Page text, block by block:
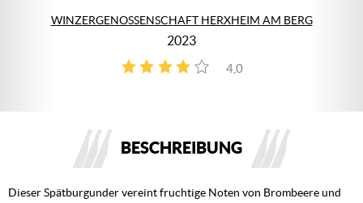
WINZERGENOSSENSCHAFT HERXHEIM AM BERG
2023
4,0
3
BESCHREIBUNG
Dieser Spätburgunder vereint fruchtige Noten von Brombeere und